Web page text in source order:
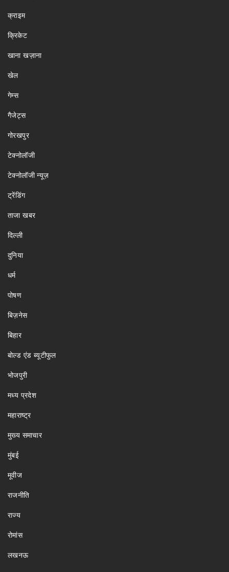
क्राइम
क्रिकेट
खाना खज़ाना
खेल
गेम्स
गैजेट्स
गोरखपुर
टेक्नोलॉजी
टेक्नोलॉजी न्यूज़
ट्रेंडिंग
ताजा खबर
दिल्ली
दुनिया
धर्म
पोषण
बिज़नेस
बिहार
बोल्ड एंड ब्यूटीफुल
भोजपुरी
मध्य प्रदेश
महाराष्ट्र
मुख्य समाचार
मुंबई
मूवीज
राजनीति
राज्य
रोमांस
लखनऊ